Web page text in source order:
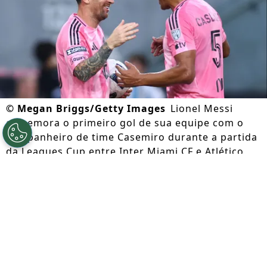
© Megan Briggs/Getty Images Lionel Messi
comemora o primeiro gol de sua equipe com o
companheiro de time Casemiro durante a partida
da Leagues Cup entre Inter Miami CF e Atlético